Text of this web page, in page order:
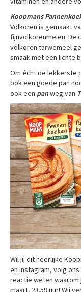
Koopmans
Volkoren is gemaakt
fijnvolkorenmelen. De
volkoren tarwemeel
smaak met een lichte
Om écht de lekkerste
ook een goede pan
ook een panweg van
Wil jij dit heerlijke
en Instagram, volg
reactie weten waarom
maart, 23.59 uur! Wij